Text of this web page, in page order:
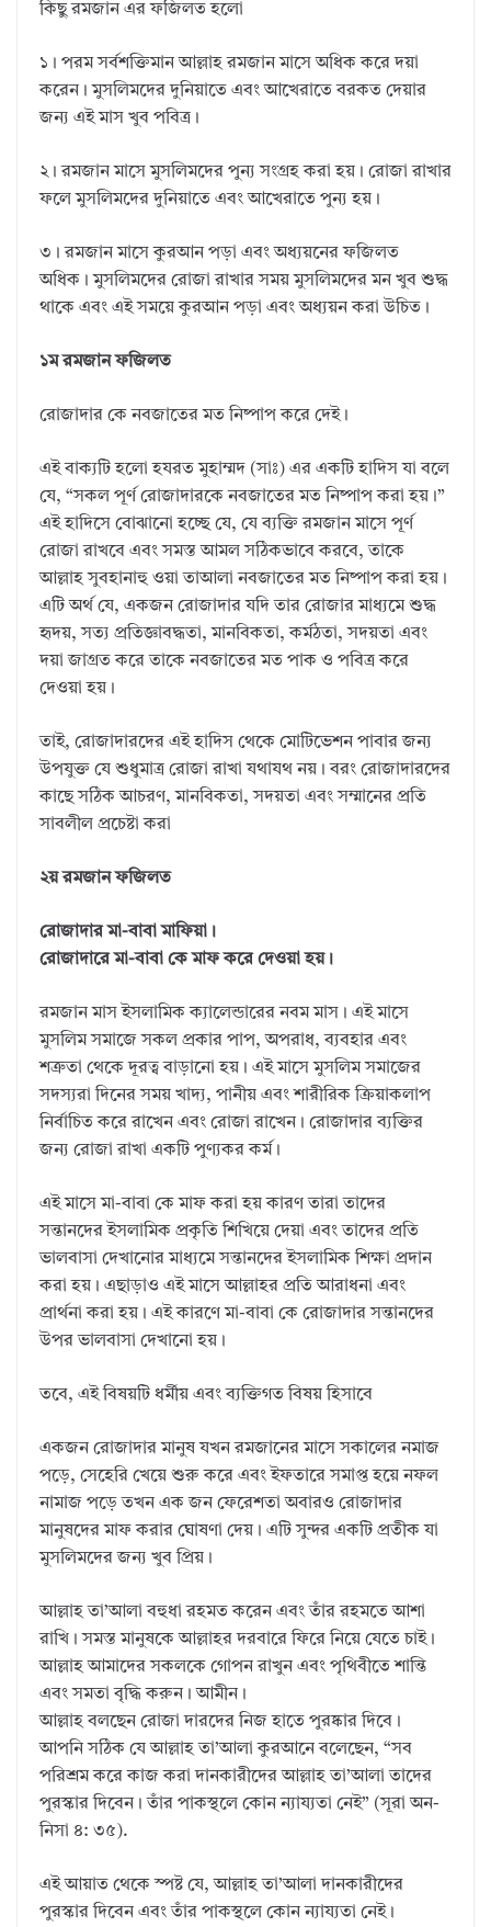
কিছু রমজান এর ফজিলত হলো
১। পরম সর্বশক্তিমান আল্লাহ রমজান মাসে অধিক করে দয়া
করেন। মুসলিমদের দুনিয়াতে এবং আখেরাতে বরকত দেয়ার
জন্য এই মাস খুব পবিত্র।
২। রমজান মাসে মুসলিমদের পুন্য সংগ্রহ করা হয়। রোজা রাখার
ফলে মুসলিমদের দুনিয়াতে এবং আখেরাতে পুন্য হয়।
৩। রমজান মাসে কুরআন পড়া এবং অধ্যয়নের ফজিলত
অধিক। মুসলিমদের রোজা রাখার সময় মুসলিমদের মন খুব শুদ্ধ
থাকে এবং এই সময়ে কুরআন পড়া এবং অধ্যয়ন করা উচিত।
১ম রমজান ফজিলত
রোজাদার কে নবজাতের মত নিষ্পাপ করে দেই।
এই বাক্যটি হলো হযরত মুহাম্মদ (সাঃ) এর একটি হাদিস যা বলে
যে, “সকল পূর্ণ রোজাদারকে নবজাতের মত নিষ্পাপ করা হয়।”
এই হাদিসে বোঝানো হচ্ছে যে, যে ব্যক্তি রমজান মাসে পূর্ণ
রোজা রাখবে এবং সমস্ত আমল সঠিকভাবে করবে, তাকে
আল্লাহ সুবহানাহু ওয়া তাআলা নবজাতের মত নিষ্পাপ করা হয়।
এটি অর্থ যে, একজন রোজাদার যদি তার রোজার মাধ্যমে শুদ্ধ
হৃদয়, সত্য প্রতিজ্ঞাবদ্ধতা, মানবিকতা, কর্মঠতা, সদয়তা এবং
দয়া জাগ্রত করে তাকে নবজাতের মত পাক ও পবিত্র করে
দেওয়া হয়।
তাই, রোজাদারদের এই হাদিস থেকে মোটিভেশন পাবার জন্য
উপযুক্ত যে শুধুমাত্র রোজা রাখা যথাযথ নয়। বরং রোজাদারদের
কাছে সঠিক আচরণ, মানবিকতা, সদয়তা এবং সম্মানের প্রতি
সাবলীল প্রচেষ্টা করা
২য় রমজান ফজিলত
রোজাদার মা-বাবা মাফিয়া।
রোজাদারে মা-বাবা কে মাফ করে দেওয়া হয়।
রমজান মাস ইসলামিক ক্যালেন্ডারের নবম মাস। এই মাসে
মুসলিম সমাজে সকল প্রকার পাপ, অপরাধ, ব্যবহার এবং
শত্রুতা থেকে দূরত্ব বাড়ানো হয়। এই মাসে মুসলিম সমাজের
সদস্যরা দিনের সময় খাদ্য, পানীয় এবং শারীরিক ক্রিয়াকলাপ
নির্বাচিত করে রাখেন এবং রোজা রাখেন। রোজাদার ব্যক্তির
জন্য রোজা রাখা একটি পুণ্যকর কর্ম।
এই মাসে মা-বাবা কে মাফ করা হয় কারণ তারা তাদের
সন্তানদের ইসলামিক প্রকৃতি শিখিয়ে দেয়া এবং তাদের প্রতি
ভালবাসা দেখানোর মাধ্যমে সন্তানদের ইসলামিক শিক্ষা প্রদান
করা হয়। এছাড়াও এই মাসে আল্লাহর প্রতি আরাধনা এবং
প্রার্থনা করা হয়। এই কারণে মা-বাবা কে রোজাদার সন্তানদের
উপর ভালবাসা দেখানো হয়।
তবে, এই বিষয়টি ধর্মীয় এবং ব্যক্তিগত বিষয় হিসাবে
একজন রোজাদার মানুষ যখন রমজানের মাসে সকালের নমাজ
পড়ে, সেহেরি খেয়ে শুরু করে এবং ইফতারে সমাপ্ত হয়ে নফল
নামাজ পড়ে তখন এক জন ফেরেশতা অবারও রোজাদার
মানুষদের মাফ করার ঘোষণা দেয়। এটি সুন্দর একটি প্রতীক যা
মুসলিমদের জন্য খুব প্রিয়।
আল্লাহ তা’আলা বহুধা রহমত করেন এবং তাঁর রহমতে আশা
রাখি। সমস্ত মানুষকে আল্লাহর দরবারে ফিরে নিয়ে যেতে চাই।
আল্লাহ আমাদের সকলকে গোপন রাখুন এবং পৃথিবীতে শান্তি
এবং সমতা বৃদ্ধি করুন। আমীন।
আল্লাহ বলছেন রোজা দারদের নিজ হাতে পুরষ্কার দিবে।
আপনি সঠিক যে আল্লাহ তা’আলা কুরআনে বলেছেন, “সব
পরিশ্রম করে কাজ করা দানকারীদের আল্লাহ তা’আলা তাদের
পুরস্কার দিবেন। তাঁর পাকস্থলে কোন ন্যায্যতা নেই” (সূরা অন-
নিসা ৪: ৩৫).
এই আয়াত থেকে স্পষ্ট যে, আল্লাহ তা’আলা দানকারীদের
পুরস্কার দিবেন এবং তাঁর পাকস্থলে কোন ন্যায্যতা নেই।